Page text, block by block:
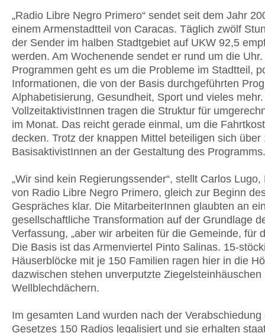
„Radio Libre Negro Primero“ sendet seit dem Jahr
einem Armenstadtteil von Caracas. Täglich zwölf
der Sender im halben Stadtgebiet auf UKW 92,5
werden. Am Wochenende sendet er rund um die
Programmen geht es um die Probleme im Stadtteil,
Informationen, die von der Basis durchgeführten
Alphabetisierung, Gesundheit, Sport und vieles
VollzeitaktivistInnen tragen die Struktur für
im Monat. Das reicht gerade einmal, um die
decken. Trotz der knappen Mittel beteiligen sich über
BasisaktivistInnen an der Gestaltung des Programms.
„Wir sind kein Regierungssender“, stellt Carlos Lugo,
von Radio Libre Negro Primero, gleich zur Beginn
Gespräches klar. Die MitarbeiterInnen glaubten an
gesellschaftliche Transformation auf der Grundlage
Verfassung, „aber wir arbeiten für die Gemeinde, für
Die Basis ist das Armenviertel Pinto Salinas. 15-
Häuserblöcke mit je 150 Familien ragen hier in die
dazwischen stehen unverputzte Ziegelsteinhäuschen
Wellblechdächern.
Im gesamten Land wurden nach der Verabschiedung
Gesetzes 150 Radios legalisiert und sie erhalten